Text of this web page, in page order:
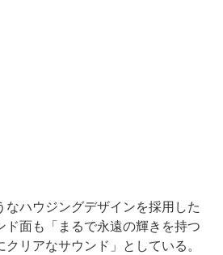
ハウジングデザインを採用した
ド面も「まるで永遠の輝きを持つ
リアなサウンド」としている。